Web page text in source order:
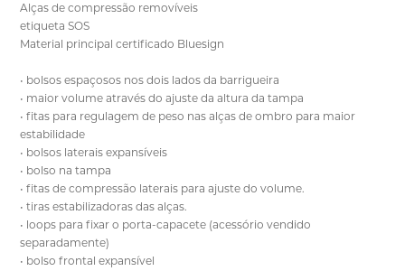
Alças de compressão removíveis
etiqueta SOS
Material principal certificado Bluesign
• bolsos espaçosos nos dois lados da barrigueira
• maior volume através do ajuste da altura da tampa
• fitas para regulagem de peso nas alças de ombro para maior
estabilidade
• bolsos laterais expansíveis
• bolso na tampa
• fitas de compressão laterais para ajuste do volume.
• tiras estabilizadoras das alças.
• loops para fixar o porta-capacete (acessório vendido
separadamente)
• bolso frontal expansível